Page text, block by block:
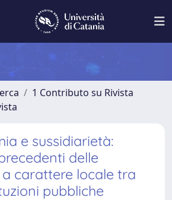
1 Contributo su Rivista
e sussidiarietà:
delle
carattere locale tra
pubbliche